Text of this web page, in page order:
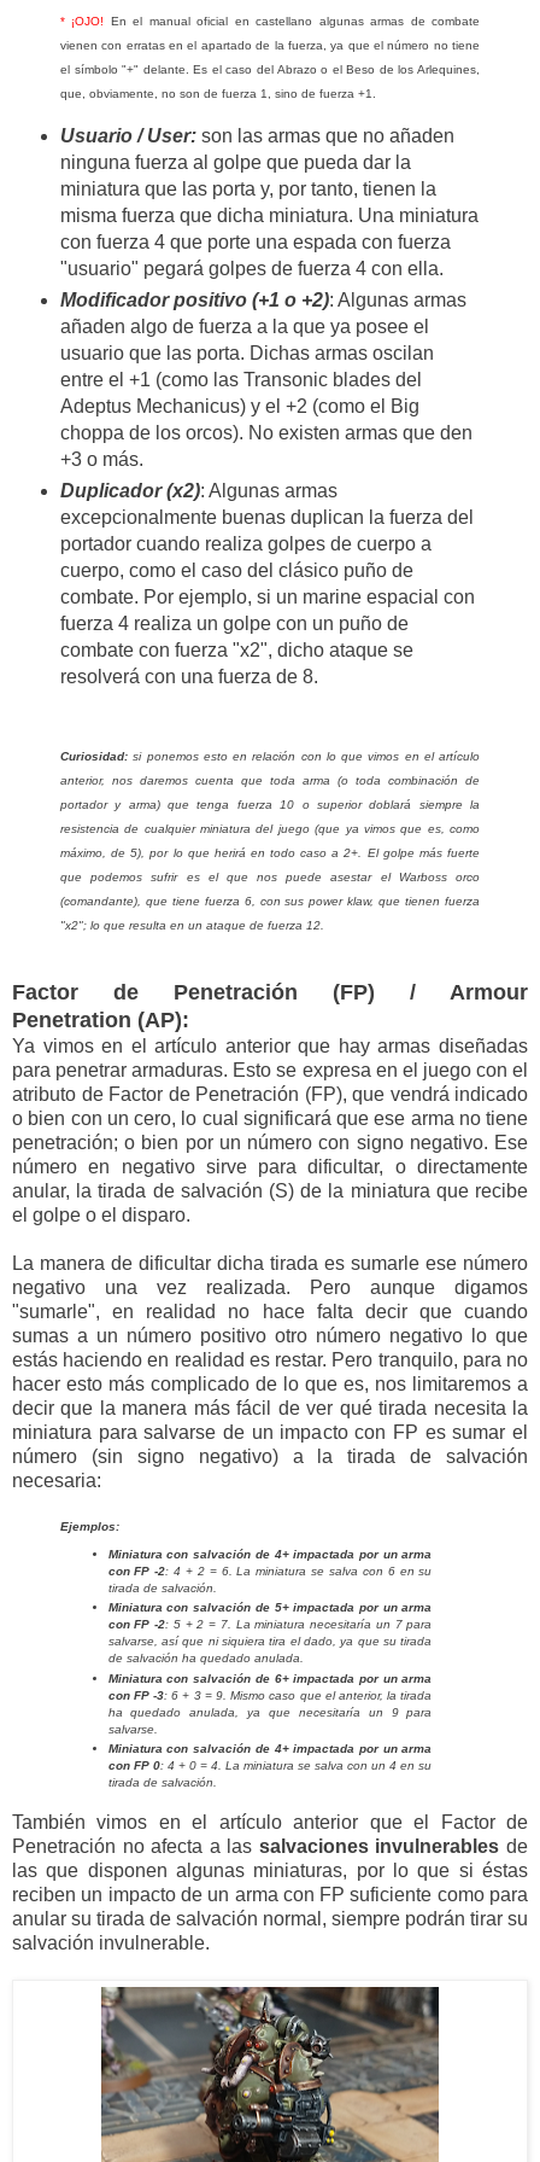
* ¡OJO! En el manual oficial en castellano algunas armas de combate
vienen con erratas en el apartado de la fuerza, ya que el número no tiene
el símbolo "+" delante. Es el caso del Abrazo o el Beso de los Arlequines,
que, obviamente, no son de fuerza 1, sino de fuerza +1.
Usuario / User:son las armas que no añaden
ninguna fuerza al golpe que pueda dar la
miniatura que las porta y, por tanto, tienen la
misma fuerza que dicha miniatura. Una miniatura
con fuerza 4 que porte una espada con fuerza
"usuario" pegará golpes de fuerza 4 con ella.
Modificador positivo (+1 o +2): Algunas armas
añaden algo de fuerza a la que ya posee el
usuario que las porta. Dichas armas oscilan
entre el +1 (como las Transonic blades del
Adeptus Mechanicus) y el +2 (como el Big
choppa de los orcos). No existen armas que den
+3 o más.
Duplicador (x2): Algunas armas
excepcionalmente buenas duplican la fuerza del
portador cuando realiza golpes de cuerpo a
cuerpo, como el caso del clásico puño de
combate. Por ejemplo, si un marine espacial con
fuerza 4 realiza un golpe con un puño de
combate con fuerza "x2", dicho ataque se
resolverá con una fuerza de 8.
Curiosidad: si ponemos esto en relación con lo que vimos en el artículo
anterior, nos daremos cuenta que toda arma (o toda combinación de
portador y arma) que tenga fuerza 10 o superior doblará siempre la
resistencia de cualquier miniatura del juego (que ya vimos que es, como
máximo, de 5), por lo que herirá en todo caso a 2+. El golpe más fuerte
que podemos sufrir es el que nos puede asestar el Warboss orco
(comandante), que tiene fuerza 6, con sus power klaw, que tienen fuerza
"x2"; lo que resulta en un ataque de fuerza 12.
Factor de Penetración (FP) / Armour
Penetration (AP):
Ya vimos en el artículo anterior que hay armas diseñadas
para penetrar armaduras. Esto se expresa en el juego con el
atributo de Factor de Penetración (FP), que vendrá indicado
o bien con un cero, lo cual significará que ese arma no tiene
penetración; o bien por un número con signo negativo. Ese
número en negativo sirve para dificultar, o directamente
anular, la tirada de salvación (S) de la miniatura que recibe
el golpe o el disparo.
La manera de dificultar dicha tirada es sumarle ese número
negativo una vez realizada. Pero aunque digamos
"sumarle", en realidad no hace falta decir que cuando
sumas a un número positivo otro número negativo lo que
estás haciendo en realidad es restar. Pero tranquilo, para no
hacer esto más complicado de lo que es, nos limitaremos a
decir que la manera más fácil de ver qué tirada necesita la
miniatura para salvarse de un impacto con FP es sumar el
número (sin signo negativo) a la tirada de salvación
necesaria:
Ejemplos:
Miniatura con salvación de 4+ impactada por un arma
con FP -2: 4 + 2 = 6. La miniatura se salva con 6 en su
tirada de salvación.
Miniatura con salvación de 5+ impactada por un arma
con FP -2: 5 + 2 = 7. La miniatura necesitaría un 7 para
salvarse, así que ni siquiera tira el dado, ya que su tirada
de salvación ha quedado anulada.
Miniatura con salvación de 6+ impactada por un arma
con FP -3: 6 + 3 = 9. Mismo caso que el anterior, la tirada
ha quedado anulada, ya que necesitaría un 9 para
salvarse.
Miniatura con salvación de 4+ impactada por un arma
con FP 0: 4 + 0 = 4. La miniatura se salva con un 4 en su
tirada de salvación.
También vimos en el artículo anterior que el Factor de
Penetración no afecta a las salvaciones invulnerables de
las que disponen algunas miniaturas, por lo que si éstas
reciben un impacto de un arma con FP suficiente como para
anular su tirada de salvación normal, siempre podrán tirar su
salvación invulnerable.